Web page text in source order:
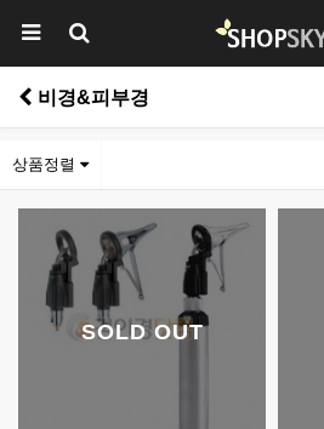
비경&피부경
상품정렬
SOLD OUT